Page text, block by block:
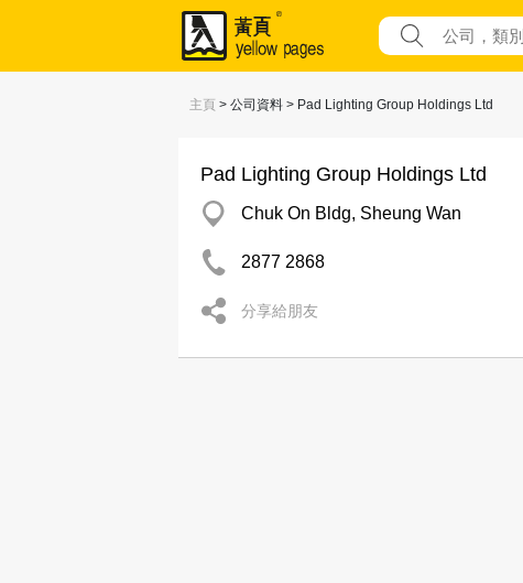
主頁 > 公司資料 > Pad Lighting Group Holdings Ltd
Pad Lighting Group Holdings Ltd
Chuk On Bldg, Sheung Wan
2877 2868
分享給朋友